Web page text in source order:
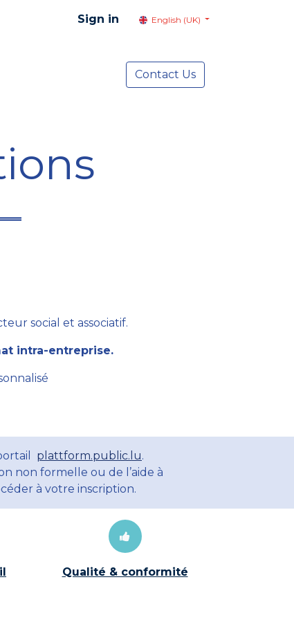
Sign in English (UK)
Social Advocacy Services
Contact Us
social et associatif.
intra-entreprise.
plattform.public.lu.
non formelle ou de l’aide à
à votre inscription.
Qualité & conformité